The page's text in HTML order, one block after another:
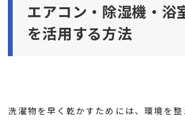
エアコン・除湿機・浴
を活用する方法
洗濯物を早く乾かすためには、環境を